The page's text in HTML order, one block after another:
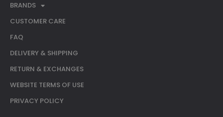
BRANDS
CUSTOMER CARE
FAQ
DELIVERY & SHIPPING
RETURN & EXCHANGES
WEBSITE TERMS OF USE
PRIVACY POLICY